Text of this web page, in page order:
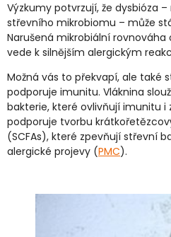
Výzkumy potvrzují, že dysbióza
střevního mikrobiomu – může
Narušená mikrobiální
vede k silnějším alergickým
Možná vás to překvapí, ale také
podporuje imunitu. Vláknina
bakterie, které ovlivňují imunitu i
podporuje tvorbu
(SCFAs), které zpevňují střevní
alergické projevy (PMC).